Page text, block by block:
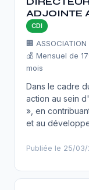
ADJOINTE
CDI
🏢 ASSOCIATION
💰 Mensuel de
mois
Dans le cadre
action au sein
», en
et au
Publiée le 25/